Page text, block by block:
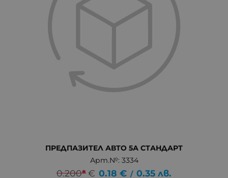
ПРЕДПАЗИТЕЛ АВТО 5А СТАНДАРТ
Арт.№: 3334
0.200*€ 0.18 € / 0.35 лв.